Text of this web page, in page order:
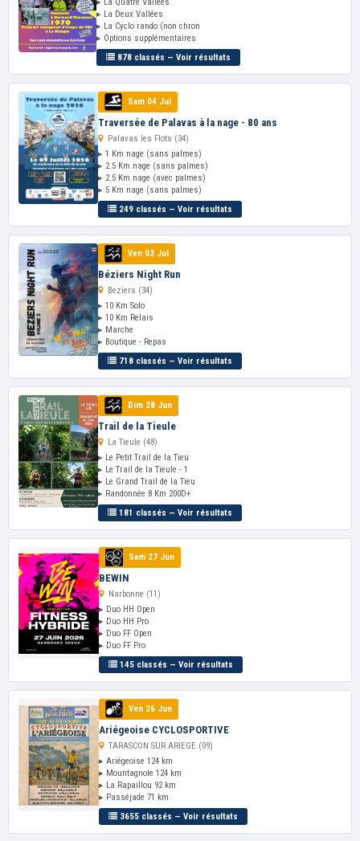
▸ La Deux Vallées
▸ La Cyclo rando (non chron
▸ Options supplémentaires
878 classés — Voir résultats
Sam 04 Jul
Traversée de Palavas à la nage - 80 ans
Palavas les Flots (34)
▸ 1 Km nage (sans palmes)
▸ 2.5 Km nage (sans palmes)
▸ 2.5 Km nage (avec palmes)
▸ 5 Km nage (sans palmes)
249 classés — Voir résultats
Ven 03 Jul
Béziers Night Run
Beziers (34)
▸ 10 Km Solo
▸ 10 Km Relais
▸ Marche
▸ Boutique - Repas
718 classés — Voir résultats
Dim 28 Jun
Trail de la Tieule
La Tieule (48)
▸ Le Petit Trail de la Tieu
▸ Le Trail de la Tieule - 1
▸ Le Grand Trail de la Tieu
▸ Randonnée 8 Km 200D+
181 classés — Voir résultats
Sam 27 Jun
BEWIN
Narbonne (11)
▸ Duo HH Open
▸ Duo HH Pro
▸ Duo FF Open
▸ Duo FF Pro
145 classés — Voir résultats
Ven 26 Jun
Ariégeoise CYCLOSPORTIVE
TARASCON SUR ARIEGE (09)
▸ Ariégeoise 124 km
▸ Mountagnole 124 km
▸ La Rapaillou 92 km
▸ Passéjade 71 km
3655 classés — Voir résultats